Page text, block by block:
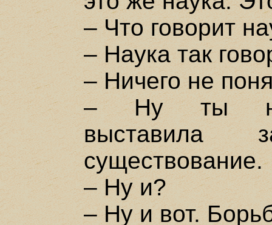
– Что говорит
– Наука так
– Ничего не
– Ну ты
выставила
существование.
– Ну и?
– Ну и вот.